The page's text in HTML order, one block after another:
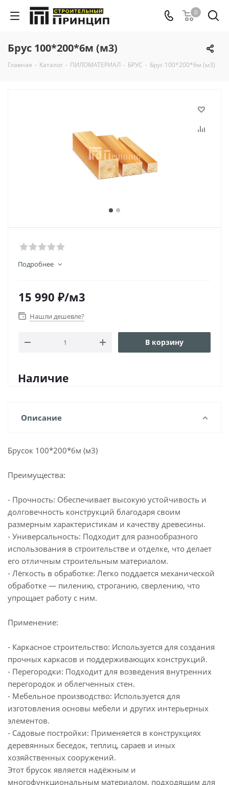
0
Брус 100*200*6м (м3)
Главная - Каталог - ПИЛОМАТЕРИАЛ - БРУС - Брус 100*200*6м (м3)
Подробнее
15 990 ₽/м3
Нашли дешевле?
В корзину
Наличие
Описание
Брусок 100*200*6м (м3)
Преимущества:
- Прочность: Обеспечивает высокую устойчивость и
долговечность конструкций благодаря своим
размерным характеристикам и качеству древесины.
- Универсальность: Подходит для разнообразного
использования в строительстве и отделке, что делает
его отличным строительным материалом.
- Лёгкость в обработке: Легко поддается механической
обработке — пилению, строганию, сверлению, что
упрощает работу с ним.
Применение:
- Каркасное строительство: Используется для создания
прочных каркасов и поддерживающих конструкций.
- Перегородки: Подходит для возведения внутренних
перегородок и облегченных стен.
- Мебельное производство: Используется для
изготовления основы мебели и других интерьерных
элементов.
- Садовые постройки: Применяется в конструкциях
деревянных беседок, теплиц, сараев и иных
хозяйственных сооружений.
Этот брусок является надёжным и
многофункциональным материалом, подходящим для